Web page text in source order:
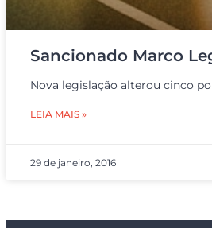
Sancionado Marco
Nova legislação alterou cinco
LEIA MAIS »
29 de janeiro, 2016